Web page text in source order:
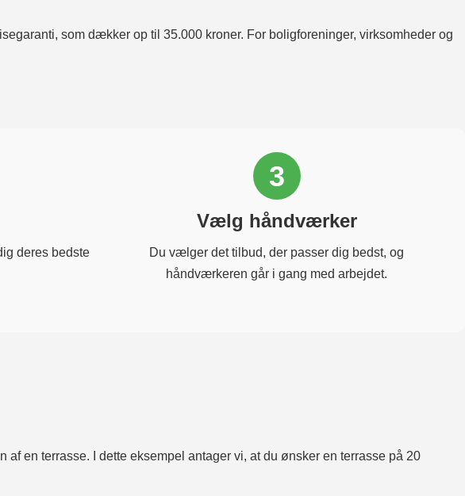
som dækker op til 35.000 kroner. For boligforeninger, virksomheder og
deres bedste
3
Vælg håndværker
Du vælger det tilbud, der passer dig bedst, og
håndværkeren går i gang med arbejdet.
en terrasse. I dette eksempel antager vi, at du ønsker en terrasse på 20